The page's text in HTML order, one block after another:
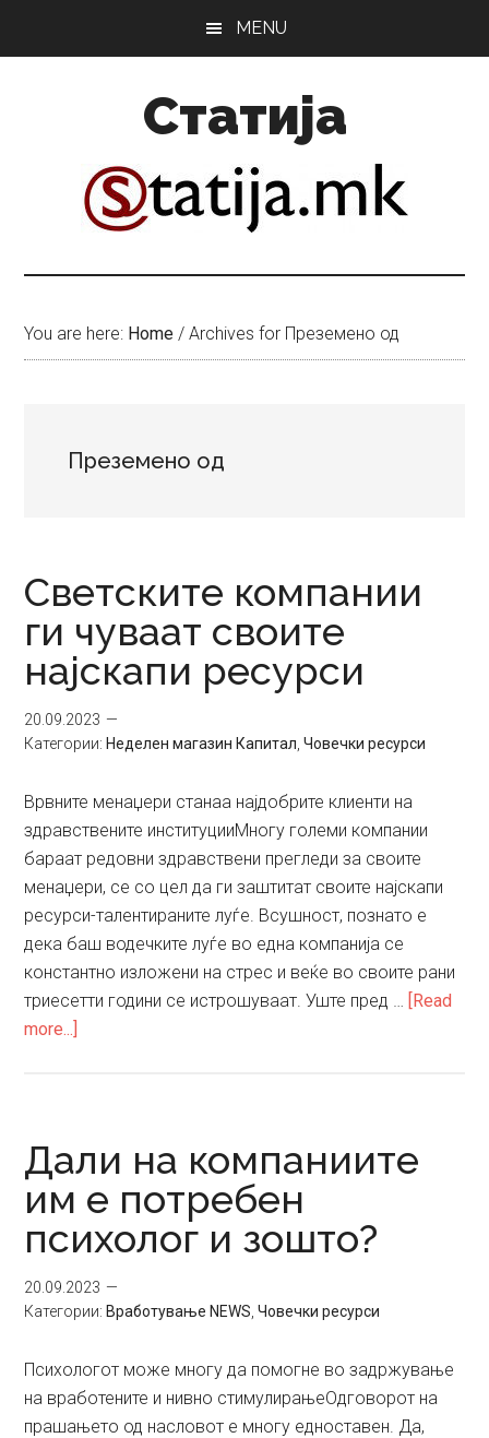
MENU
Статија
You are here: Home / Archives for Преземено од
Преземено од
Светските компании
ги чуваат своите
најскапи ресурси
20.09.2023
Категории: Неделен магазин Капитал ,Човечки ресурси
Врвните менаџери станаа најдобрите клиенти на
здравствените институцииМногу големи компании
бараат редовни здравствени прегледи за своите
менаџери, сe со цел да ги заштитат своите најскапи
ресурси-талентираните луѓе. Всушност, познато е
дека баш водечките луѓе во една компанија се
константно изложени на стрес и веќе во своите рани
триесетти години се истрошуваат. Уште пред … [Read
more...]
своите
најскапи
ресурси
Дали на компаниите
им е потребен
психолог и зошто?
20.09.2023
Категории: Вработување NEWS ,Човечки ресурси
Психологот може многу да помогне во задржување
на вработените и нивно стимулирањеОдговорот на
прашањето од насловот е многу едноставен. Да,